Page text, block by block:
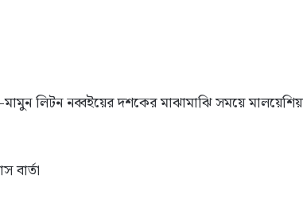
লিটন নব্বইয়ের দশকের মাঝামাঝি সময়ে
বার্তা